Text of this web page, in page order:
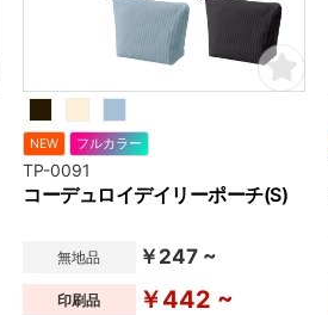
NEW フルカラー
TP-0091
コーデュロイデイリーポーチ(S)
無地品 ￥247 ~
印刷品 ￥442 ~